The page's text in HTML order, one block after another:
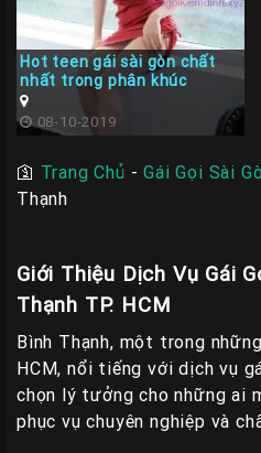
Hot teen gái sài gòn chất
nhất trong phân khúc
08-10-2019
🛐 Trang Chủ -Gái Gọi Sài
Thạnh
Giới Thiệu Dịch Vụ Gái
Thạnh TP. HCM
Bình Thạnh, một trong
HCM, nổi tiếng với dịch vụ
chọn lý tưởng cho những ai
phục vụ chuyên nghiệp và